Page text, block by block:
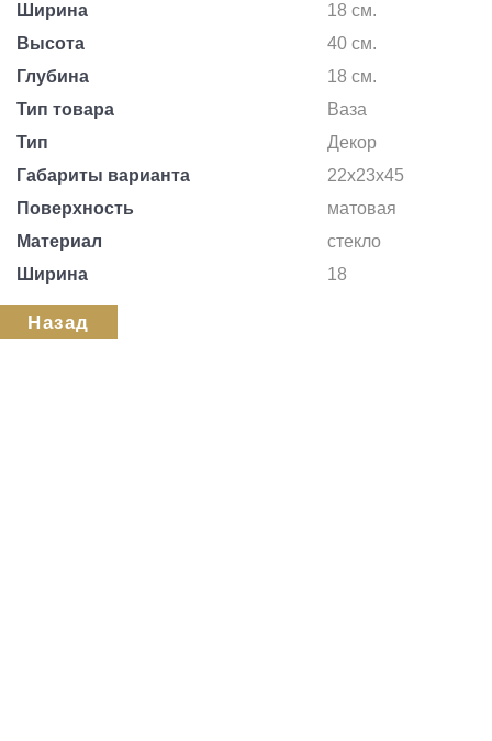
Ширина
18 см.
Высота
40 см.
Глубина
18 см.
Тип товара
Ваза
Тип
Декор
Габариты варианта
22x23x45
Поверхность
матовая
Материал
стекло
Ширина
18